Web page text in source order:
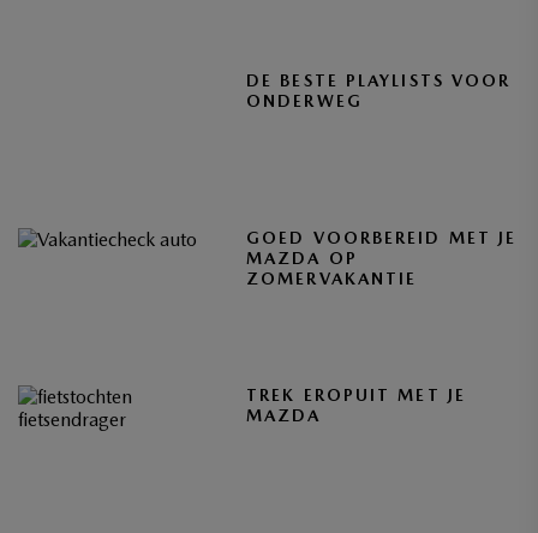
DE BESTE PLAYLISTS VOOR
ONDERWEG
GOED VOORBEREID MET JE
MAZDA OP
ZOMERVAKANTIE
TREK EROPUIT MET JE
MAZDA